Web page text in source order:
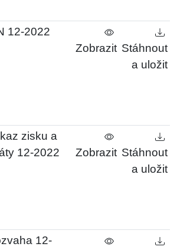
12-2022
Zobrazit Stáhnout
a uložit
zisku a
12-2022
Zobrazit Stáhnout
a uložit
12-